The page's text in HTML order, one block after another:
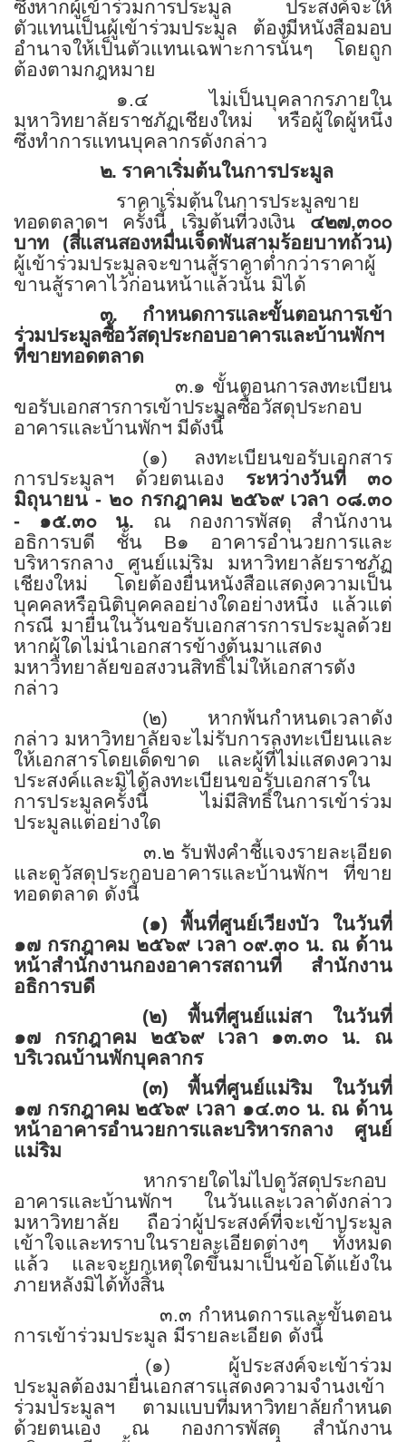
ซึ่งหากผู้เข้าร่วมการประมูล ประสงค์จะให้
ตัวแทนเป็นผู้เข้าร่วมประมูล ต้องมีหนังสือมอบ
อำนาจให้เป็นตัวแทนเฉพาะการนั้นๆ โดยถูก
ต้องตามกฎหมาย
๑.๔ ไม่เป็นบุคลากรภายใน
มหาวิทยาลัยราชภัฏเชียงใหม่ หรือผู้ใดผู้หนึ่ง
ซึ่งทำการแทนบุคลากรดังกล่าว
๒. ราคาเริ่มต้นในการประมูล
ราคาเริ่มต้นในการประมูลขาย
ทอดตลาดฯ ครั้งนี้ เริ่มต้นที่วงเงิน ๔๒๗,๓๐๐
บาท (สี่แสนสองหมื่นเจ็ดพันสามร้อยบาทถ้วน)
ผู้เข้าร่วมประมูลจะขานสู้ราคาต่ำกว่าราคาผู้
ขานสู้ราคาไว้ก่อนหน้าแล้วนั้น มิได้
๓. กำหนดการและขั้นตอนการเข้า
ร่วมประมูลซื้อวัสดุประกอบอาคารและบ้านพักฯ
ที่ขายทอดตลาด
๓.๑ ขั้นตอนการลงทะเบียน
ขอรับเอกสารการเข้าประมูลซื้อวัสดุประกอบ
อาคารและบ้านพักฯ มีดังนี้
(๑) ลงทะเบียนขอรับเอกสาร
การประมูลฯ ด้วยตนเอง ระหว่างวันที่ ๓๐
มิถุนายน - ๒๐ กรกฎาคม ๒๕๖๙ เวลา ๐๘.๓๐
- ๑๕.๓๐ น. ณ กองการพัสดุ สำนักงาน
อธิการบดี ชั้น B๑ อาคารอำนวยการและ
บริหารกลาง ศูนย์แม่ริม มหาวิทยาลัยราชภัฏ
เชียงใหม่ โดยต้องยื่นหนังสือแสดงความเป็น
บุคคลหรือนิติบุคคลอย่างใดอย่างหนึ่ง แล้วแต่
กรณี มายื่นในวันขอรับเอกสารการประมูลด้วย
หากผู้ใดไม่นำเอกสารข้างต้นมาแสดง
มหาวิทยาลัยขอสงวนสิทธิ์ไม่ให้เอกสารดัง
กล่าว
(๒) หากพ้นกำหนดเวลาดัง
กล่าว มหาวิทยาลัยจะไม่รับการลงทะเบียนและ
ให้เอกสารโดยเด็ดขาด และผู้ที่ไม่แสดงความ
ประสงค์และมิได้ลงทะเบียนขอรับเอกสารใน
การประมูลครั้งนี้ ไม่มีสิทธิ์ในการเข้าร่วม
ประมูลแต่อย่างใด
๓.๒ รับฟังคำชี้แจงรายละเอียด
และดูวัสดุประกอบอาคารและบ้านพักฯ
ที่ขาย
ทอดตลาด ดังนี้
(๑) พื้นที่ศูนย์เวียงบัว ในวันที่
๑๗ กรกฎาคม ๒๕๖๙ เวลา ๐๙.๓๐ น. ณ ด้าน
หน้าสำนักงานกองอาคารสถานที่ สำนักงาน
อธิการบดี
(๒) พื้นที่ศูนย์แม่สา ในวันที่
๑๗ กรกฎาคม ๒๕๖๙ เวลา ๑๓.๓๐ น. ณ
บริเวณบ้านพักบุคลากร
(๓) พื้นที่ศูนย์แม่ริม ในวันที่
๑๗ กรกฎาคม ๒๕๖๙ เวลา ๑๔.๓๐ น. ณ ด้าน
หน้าอาคารอำนวยการและบริหารกลาง ศูนย์
แม่ริม
หากรายใดไม่ไปดูวัสดุประกอบ
อาคารและบ้านพักฯ ในวันและเวลาดังกล่าว
มหาวิทยาลัย ถือว่าผู้ประสงค์ที่จะเข้าประมูล
เข้าใจและทราบในรายละเอียดต่างๆ ทั้งหมด
แล้ว และจะยกเหตุใดขึ้นมาเป็นข้อโต้แย้งใน
ภายหลังมิได้ทั้งสิ้น
๓.๓ กำหนดการและขั้นตอน
การเข้าร่วมประมูล มีรายละเอียด ดังนี้
(๑) ผู้ประสงค์จะเข้าร่วม
ประมูลต้องมายื่นเอกสารแสดงความจำนงเข้า
ร่วมประมูลฯ ตามแบบที่มหาวิทยาลัยกำหนด
ด้วยตนเอง ณ กองการพัสดุ สำนักงาน